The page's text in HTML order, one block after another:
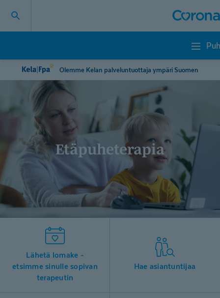
Olemme Kelan palveluntuottaja ympäri Suomen
Etäpuheterapia
Lähetä lomake -
etsimme sinulle sopivan
terapeutin
Hae asiantuntijaa